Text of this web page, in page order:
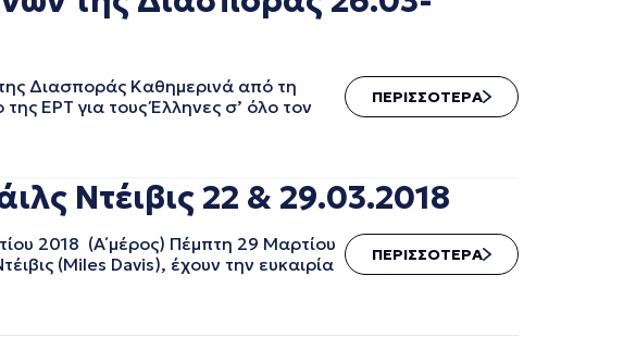
Διασποράς Καθημερινά από τη
ΕΡΤ για τους Έλληνες σ’ όλο τον
ΠΕΡΙΣΣΟΤΕΡΑ
Ντέιβις 22 & 29.03.2018
2018 (Α΄ μέρος) Πέμπτη 29 Μαρτίου
(Miles Davis), έχουν την ευκαιρία
ΠΕΡΙΣΣΟΤΕΡΑ